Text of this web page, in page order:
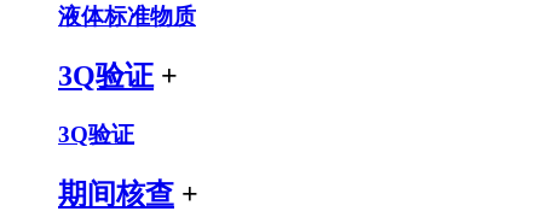
液体标准物质
3Q验证 +
3Q验证
期间核查 +